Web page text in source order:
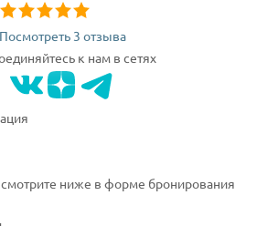
Посмотреть 3 отзыва
к нам в сетях
смотрите ниже в форме бронирования